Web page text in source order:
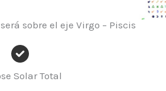
sobre el eje Virgo – Piscis
Solar Total